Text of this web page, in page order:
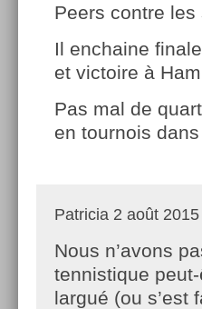
Peers contre
Il enchaine
et victoire à
Pas mal de
en tournois
Patricia 2 août
Nous n’avons
tennistique
largué (ou s’est